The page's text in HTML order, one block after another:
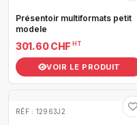
Présentoir multiformats petit
modele
301.60 CHF HT
VOIR LE PRODUIT
RÉF : 12963J2